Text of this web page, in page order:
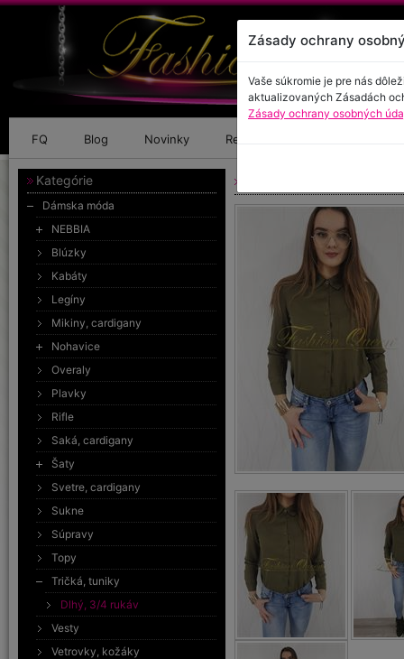
FQ Blog Novinky Referencie
Kategórie
Dámska móda
NEBBIA
Blúzky
Kabáty
Legíny
Mikiny, cardigany
Nohavice
Overaly
Plavky
Rifle
Saká, cardigany
Šaty
Svetre, cardigany
Sukne
Súpravy
Topy
Tričká, tuniky
Dlhý, 3/4 rukáv
Vesty
Vetrovky, kožáky
Zásady ochrany
Vaše súkromie je pre nás
aktualizovaných Zásadách
Zásady ochrany osobných